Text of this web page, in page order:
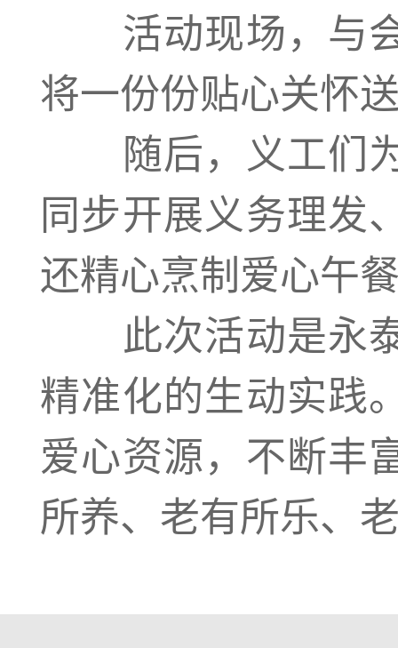
活动现场，与会
将一份份贴心关怀
随后，义工们为
同步开展义务理发
还精心烹制爱心午
此次活动是永泰
精准化的生动实践
爱心资源，不断丰
所养、老有所乐、